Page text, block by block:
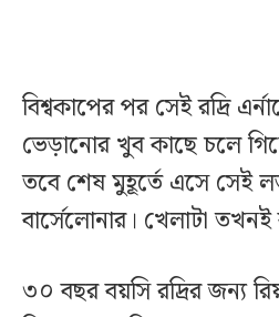
বিশ্বকাপের পর সেই রদ্রি
ভেড়ানোর খুব কাছে চলে
তবে শেষ মুহূর্তে এসে সেই
বার্সেলোনার। খেলাটা
৩০ বছর বয়সি রদ্রির জন্য